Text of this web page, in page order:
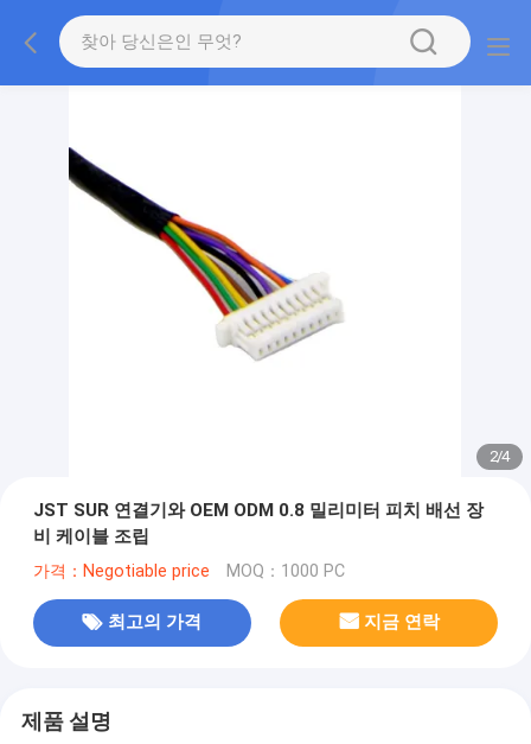
2/4
JST SUR 연결기와 OEM ODM 0.8 밀리미터 피치 배선 장
비 케이블 조립
가격：Negotiable price MOQ：1000 PC
최고의 가격 지금 연락
제품 설명